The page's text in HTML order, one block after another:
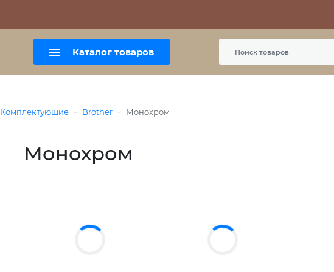
Каталог товаров
Комплектующие - Brother - Монохром
Монохром